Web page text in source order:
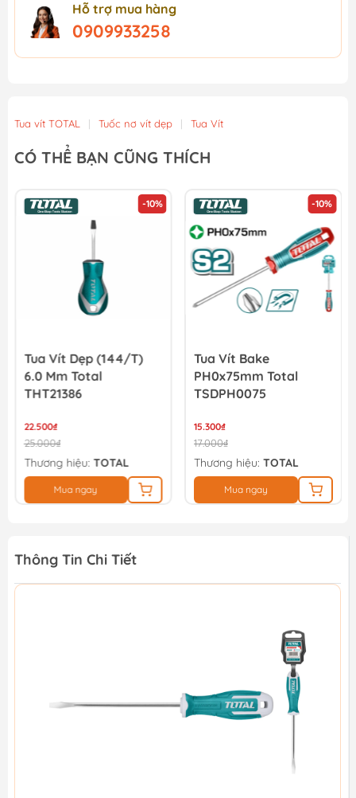
Hỗ trợ mua hàng
0909933258
Tua vít TOTAL | Tuốc nơ vít dẹp | Tua Vít
CÓ THỂ BẠN CŨNG THÍCH
-10%
Tua Vít Dẹp (144/T)
6.0 Mm Total
THT21386
22.500₫
25.000₫
Thương hiệu: TOTAL
Mua ngay
-10%
Tua Vít Bake
PH0x75mm Total
TSDPH0075
15.300₫
17.000₫
Thương hiệu: TOTAL
Mua ngay
Thông Tin Chi Tiết